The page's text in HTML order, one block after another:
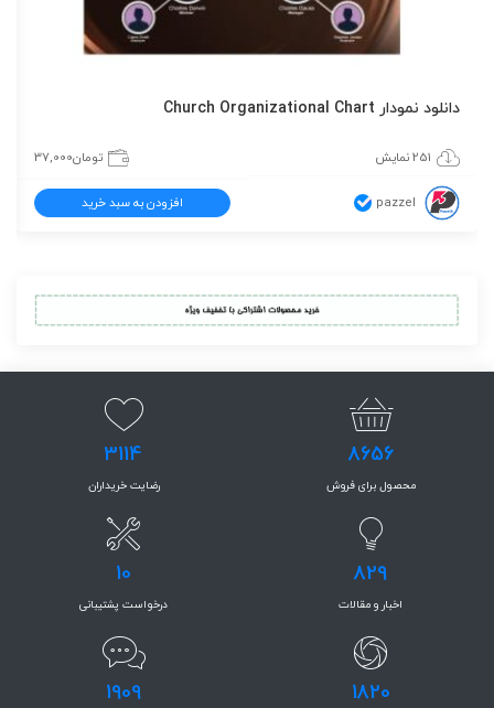
دانلود نمودار Church Organizational Chart
251 نمایش تومان37,000
pazzel افزودن به سبد خرید
8656
محصول برای فروش
3114
رضایت خریداران
829
اخبار و مقالات
10
درخواست پشتیبانی
1820
1909